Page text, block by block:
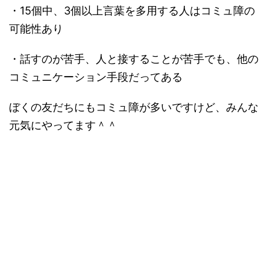
・15個中、3個以上言葉を多用する人はコミュ障の
可能性あり
・話すのが苦手、人と接することが苦手でも、他の
コミュニケーション手段だってある
ぼくの友だちにもコミュ障が多いですけど、みんな
元気にやってます＾＾